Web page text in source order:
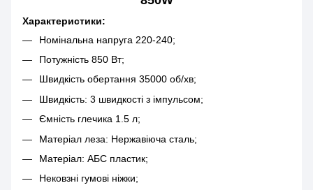
Характеристики:
Номінальна напруга 220-240;
Потужність 850 Вт;
Швидкість обертання 35000 об/хв;
Швидкість: 3 швидкості з імпульсом;
Ємність глечика 1.5 л;
Матеріал леза: Нержавіюча сталь;
Матеріал: АБС пластик;
Нековзні гумові ніжки;